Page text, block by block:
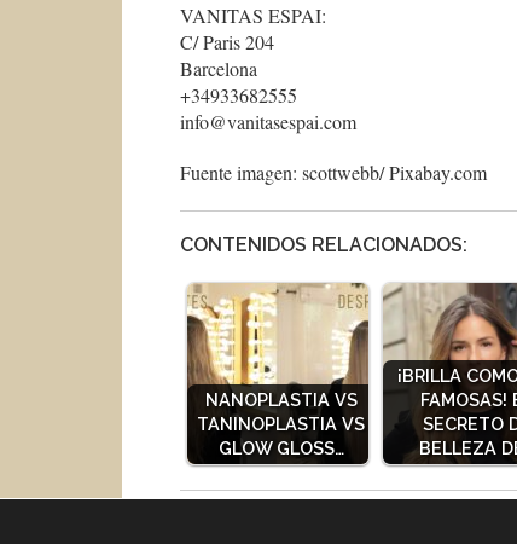
VANITAS ESPAI:
C/ Paris 204
Barcelona
+34933682555
info@vanitasespai.com
Fuente imagen: scottwebb/ Pixabay.com
CONTENIDOS RELACIONADOS:
NANOPLASTIA VS
TANINOPLASTIA VS
GLOW GLOSS…
¡BRILLA
FAMOSAS!
SECRETO
BELLEZA